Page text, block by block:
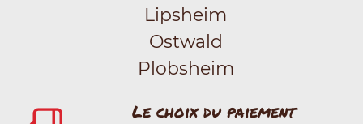
Lipsheim
Ostwald
Plobsheim
Le choix du paiement